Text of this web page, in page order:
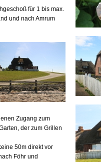
für 1 bis max.
und nach Amrum
Zugang zum
der zum Grillen
50m direkt vor
Föhr und